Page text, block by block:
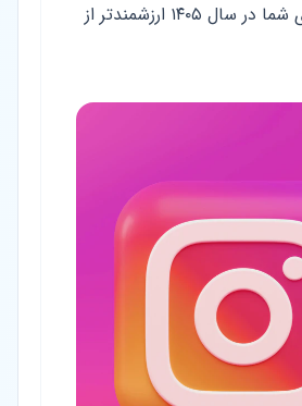
می‌کند. داده‌های شما در سال ۱۴۰۵ ارزشمندتر از